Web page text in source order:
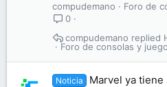
compudemano
Foro de
0
Foro de consolas y
compudemano
Noticia
Marvel ya